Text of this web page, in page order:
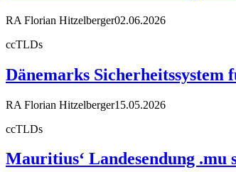
RA Florian Hitzelberger02.06.2026
ccTLDs
Dänemarks
RA Florian Hitzelberger15.05.2026
ccTLDs
Mauritius‘ Landesendung